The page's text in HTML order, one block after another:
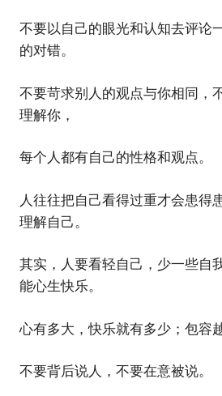
不要以自己的眼光和认知去评论
的对错。
不要苛求别人的观点与你相同，
理解你，
每个人都有自己的性格和观点。
人往往把自己看得过重才会患得
理解自己。
其实，人要看轻自己，少一些自
能心生快乐。
心有多大，快乐就有多少；包容
不要背后说人，不要在意被说。